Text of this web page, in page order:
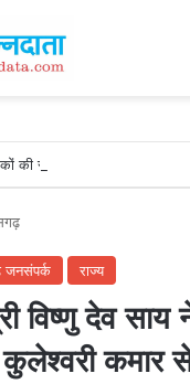
जनसंपर्क राज्य
विष्णु देव साय
कमार